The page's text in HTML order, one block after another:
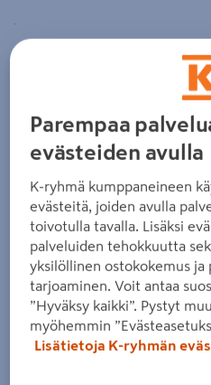
Yksityiskohtainen kuvaus
Zoomaa kuvaa
Parempaa
evästeiden avulla
K-ryhmä kumppaneineen
evästeitä, joiden avulla
toivotulla tavalla. Lisäksi
palveluiden tehokkuutta
yksilöllinen ostokokemus ja
tarjoaminen. Voit antaa
”Hyväksy kaikki”. Pystyt
myöhemmin
Lisätietoja K-ryhmän